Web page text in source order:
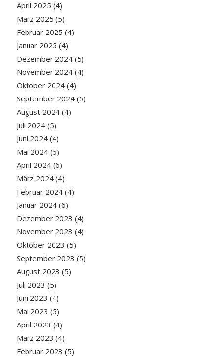
April 2025 (4)
März 2025 (5)
Februar 2025 (4)
Januar 2025 (4)
Dezember 2024(5)
November 2024(4)
Oktober 2024(4)
September 2024(5)
August 2024(4)
Juli 2024(5)
Juni 2024(4)
Mai 2024(5)
April 2024(6)
März 2024(4)
Februar 2024(4)
Januar 2024(6)
Dezember 2023 (4)
November 2023 (4)
Oktober 2023 (5)
September 2023 (5)
August 2023 (5)
Juli 2023 (5)
Juni 2023 (4)
Mai 2023 (5)
April 2023 (4)
März 2023 (4)
Februar 2023 (5)